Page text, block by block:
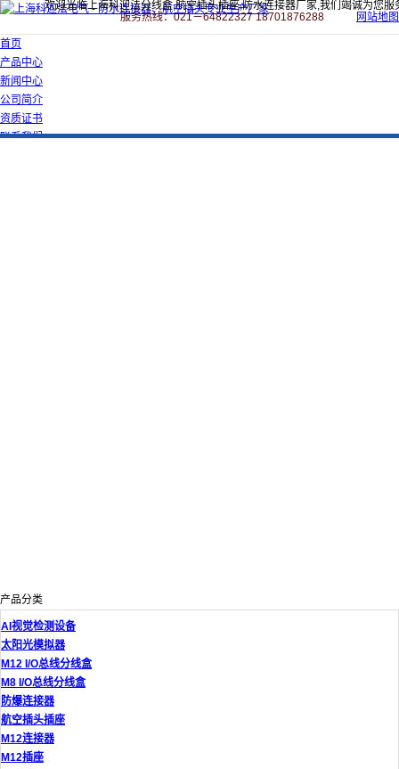
欢迎光临上海科迎法分线盒,航空插头插座,防水连接器厂家,我们竭诚为您服
服务热线：021－64822327 18701876288
网站地图
首页
产品中心
新闻中心
公司简介
资质证书
联系我们
产品分类
AI视觉检测设备
太阳光模拟器
M12 I/O总线分线盒
M8 I/O总线分线盒
防爆连接器
航空插头插座
M12连接器
M12插座